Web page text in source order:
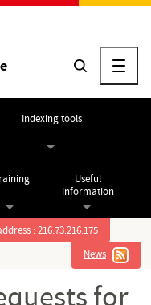
Indexing tools
Useful
information
: 216.73.216.175
News